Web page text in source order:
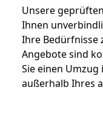
Unsere
Ihnen
Ihre Bedürfnisse
Angebote sind
Sie einen
außerhalb Ihres